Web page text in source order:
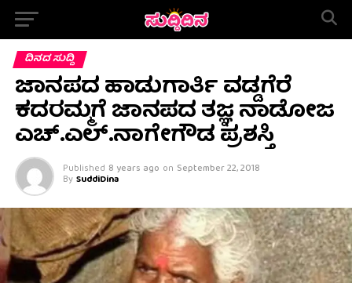
ದಿನದ ಸುದ್ದಿ
ಜಾನಪದ ಹಾಡುಗಾರ್ತಿ ವಡ್ಡಗೆರೆ
ಕದರಮ್ಮಗೆ ಜಾನಪದ ತಜ್ಞ ನಾಡೋಜ
ಎಚ್.ಎಲ್.ನಾಗೇಗೌಡ ಪ್ರಶಸ್ತಿ
Published 8 years ago on September 22, 2018
By SuddiDina